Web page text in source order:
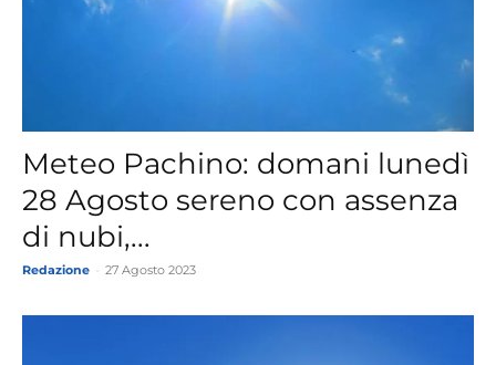
Meteo Pachino: domani lunedì
28 Agosto sereno con assenza
di nubi,...
Redazione 27 Agosto 2023